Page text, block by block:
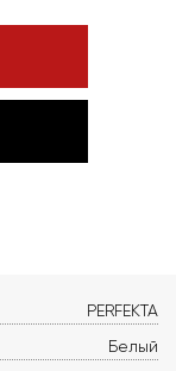
PERFEKTA
Белый